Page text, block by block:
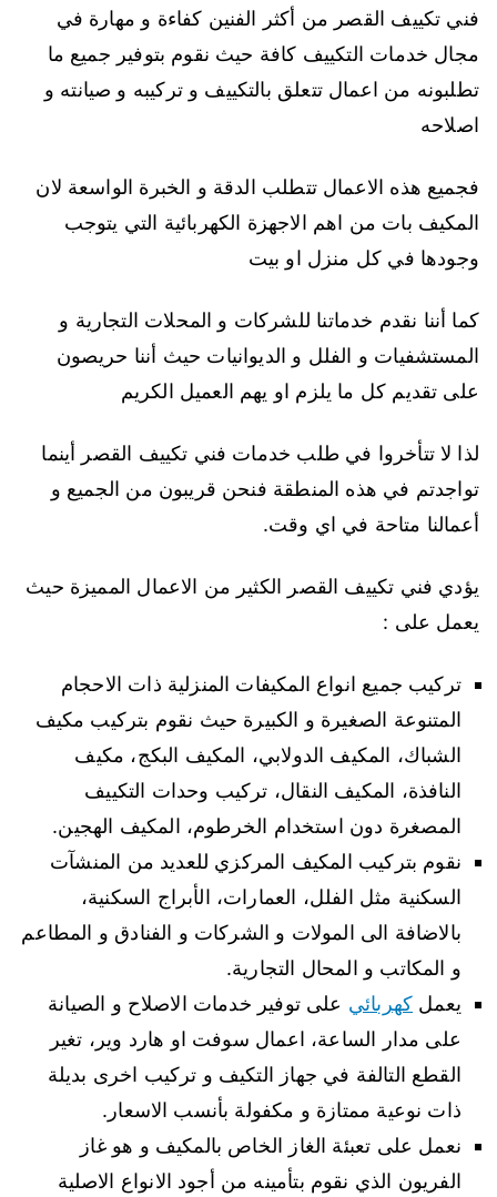
فني تكييف القصر من أكثر الفنين كفاءة و مهارة في
مجال خدمات التكييف كافة حيث نقوم بتوفير جميع ما
تطلبونه من اعمال تتعلق بالتكييف و تركيبه و صيانته و
اصلاحه
فجميع هذه الاعمال تتطلب الدقة و الخبرة الواسعة لان
المكيف بات من اهم الاجهزة الكهربائية التي يتوجب
وجودها في كل منزل او بيت
كما أننا نقدم خدماتنا للشركات و المحلات التجارية و
المستشفيات و الفلل و الديوانيات حيث أننا حريصون
على تقديم كل ما يلزم او يهم العميل الكريم
لذا لا تتأخروا في طلب خدمات فني تكييف القصر أينما
تواجدتم في هذه المنطقة فنحن قريبون من الجميع و
أعمالنا متاحة في اي وقت.
يؤدي فني تكييف القصر الكثير من الاعمال المميزة حيث
يعمل على :
تركيب جميع انواع المكيفات المنزلية ذات الاحجام
المتنوعة الصغيرة و الكبيرة حيث نقوم بتركيب مكيف
الشباك، المكيف الدولابي، المكيف البكج، مكيف
النافذة، المكيف النقال، تركيب وحدات التكييف
المصغرة دون استخدام الخرطوم، المكيف الهجين.
نقوم بتركيب المكيف المركزي للعديد من المنشآت
السكنية مثل الفلل، العمارات، الأبراج السكنية،
بالاضافة الى المولات و الشركات و الفنادق و المطاعم
و المكاتب و المحال التجارية.
يعمل كهربائي على توفير خدمات الاصلاح و الصيانة
على مدار الساعة، اعمال سوفت او هارد وير، تغير
القطع التالفة في جهاز التكيف و تركيب اخرى بديلة
ذات نوعية ممتازة و مكفولة بأنسب الاسعار.
نعمل على تعبئة الغاز الخاص بالمكيف و هو غاز
الفريون الذي نقوم بتأمينه من أجود الانواع الاصلية